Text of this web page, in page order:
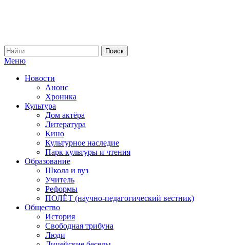
Меню
Новости
Анонс
Хроника
Культура
Дом актёра
Литература
Кино
Культурное наследие
Парк культуры и чтения
Образование
Школа и вуз
Учитель
Реформы
ПОЛЁТ (научно-педагогический вестник)
Общество
История
Свободная трибуна
Люди